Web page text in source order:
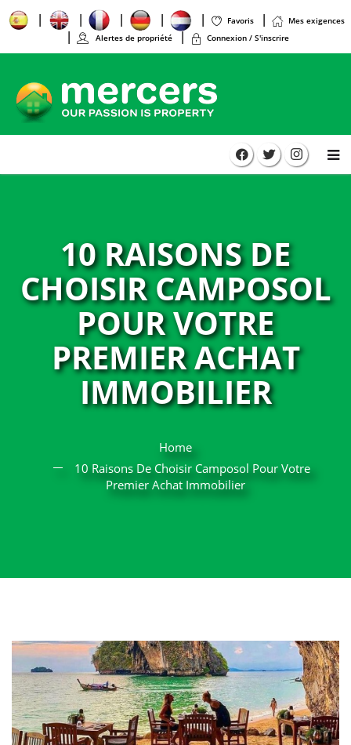
Favoris
Mes exigences
Alertes de propriété
Connexion / S'inscrire
10 RAISONS DE
CHOISIR CAMPOSOL
POUR VOTRE
PREMIER ACHAT
IMMOBILIER
Home
10 Raisons De Choisir Camposol Pour Votre
Premier Achat Immobilier